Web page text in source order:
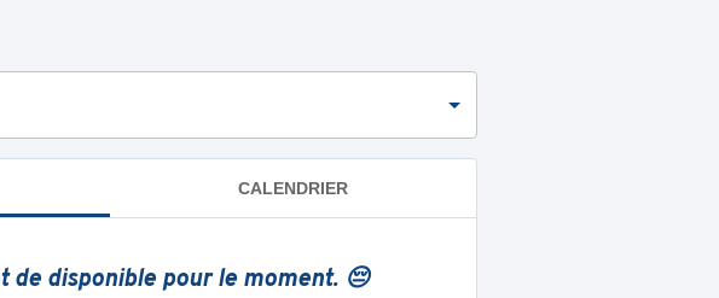
CALENDRIER
de disponible pour le moment. 😔